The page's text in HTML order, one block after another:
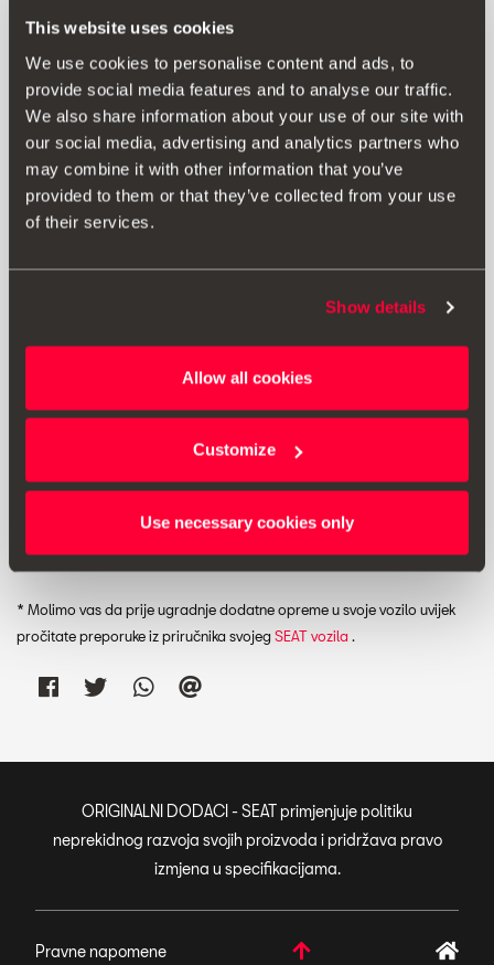
This website uses cookies
We use cookies to personalise content and ads, to
provide social media features and to analyse our traffic.
We also share information about your use of our site with
our social media, advertising and analytics partners who
may combine it with other information that you’ve
provided to them or that they’ve collected from your use
of their services.
Show details
Allow all cookies
Customize
Use necessary cookies only
Proizvod Dokumenti
utikačima na 7-polne kamp prikolice ili prikolice. Ova
Ispis
* Molimo vas da prije ugradnje dodatne opreme u svoje vozilo uvijek
pročitate preporuke iz priručnika svojegSEAT vozila.
ORIGINALNI DODACI - SEAT primjenjuje politiku
neprekidnog razvoja svojih proizvoda i pridržava pravo
izmjena u specifikacijama.
Pravne napomene